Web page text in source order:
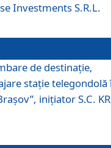
Investments S.R.L.
de destinaţie,
staţie telegondolă
iniţiator S.C.